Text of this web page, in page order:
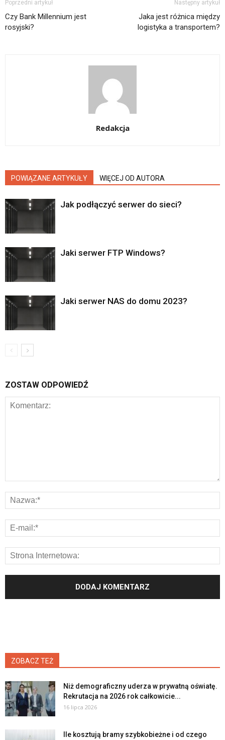
Poprzedni artykuł
Czy Bank Millennium jest
rosyjski?
Następny artykuł
Jaka jest różnica między
logistyka a transportem?
Redakcja
POWIĄZANE ARTYKUŁY WIĘCEJ OD AUTORA
Jak podłączyć serwer do sieci?
Jaki serwer FTP Windows?
Jaki serwer NAS do domu 2023?
ZOSTAW ODPOWIEDŹ
ZOBACZ TEŻ
Niż demograficzny uderza w prywatną oświatę.
Rekrutacja na 2026 rok całkowicie...
16 lipca 2026
Ile kosztują bramy szybkobieżne i od czego